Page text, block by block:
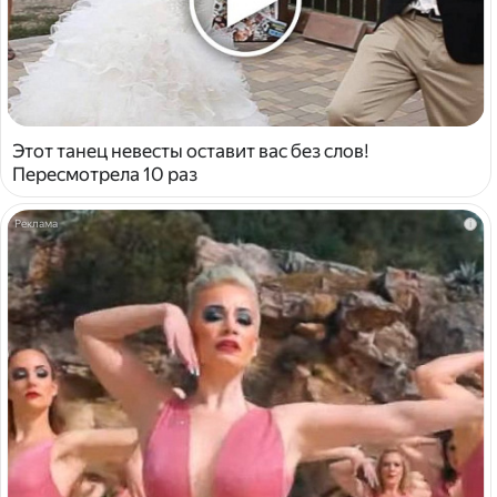
Этот танец невесты оставит вас без слов!
Пересмотрела 10 раз
i